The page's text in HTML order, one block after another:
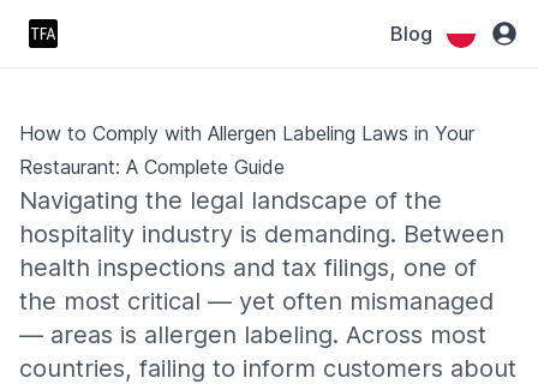
Blog
How to Comply with Allergen Labeling Laws in Your
Restaurant: A Complete Guide
Navigating the legal landscape of the
hospitality industry is demanding. Between
health inspections and tax filings, one of
the most critical — yet often mismanaged
— areas is allergen labeling. Across most
countries, failing to inform customers about